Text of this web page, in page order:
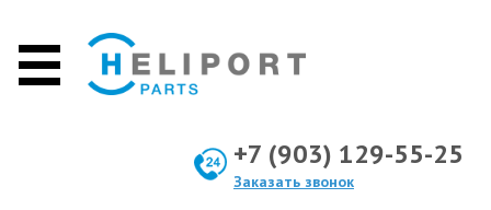
+7 (903) 129-55-25
Заказать звонок